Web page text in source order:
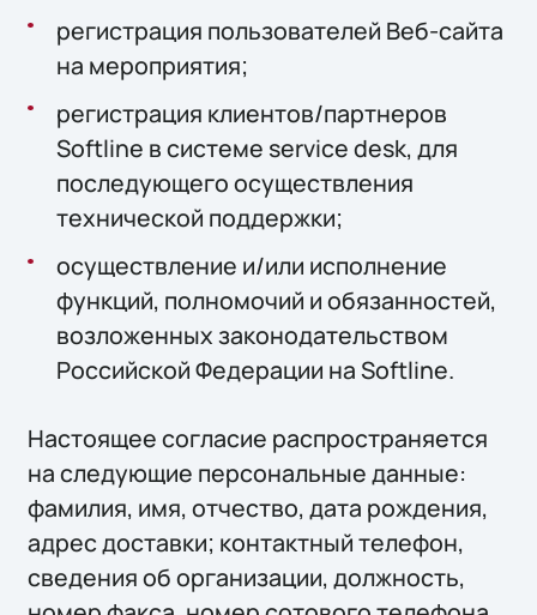
регистрация пользователей Веб-сайта
на мероприятия;
регистрация клиентов/партнеров
Softline в системе service desk, для
последующего осуществления
технической поддержки;
осуществление и/или исполнение
функций, полномочий и обязанностей,
возложенных законодательством
Российской Федерации на Softline.
Настоящее согласие распространяется
на следующие персональные данные:
фамилия, имя, отчество, дата рождения,
адрес доставки; контактный телефон,
сведения об организации, должность,